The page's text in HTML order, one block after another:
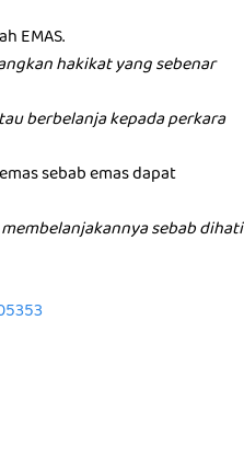
EMAS.
hakikat yang sebenar
berbelanja kepada perkara
sebab emas dapat
sebab dihati